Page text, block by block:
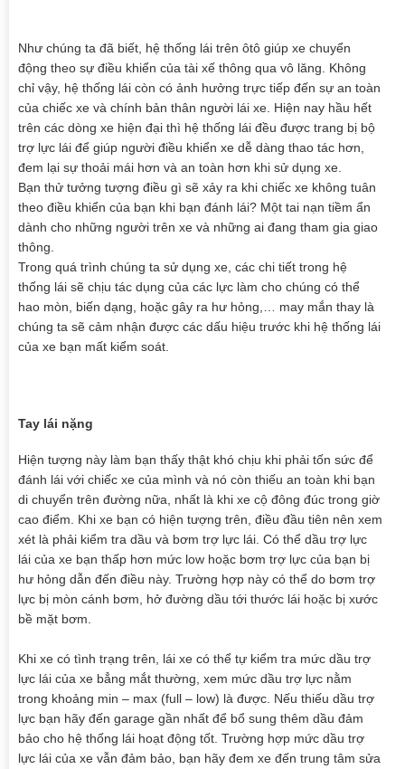
Như chúng ta đã biết, hệ thống lái trên ôtô giúp xe chuyển
động theo sự điều khiển của tài xế thông qua vô lăng. Không
chỉ vậy, hệ thống lái còn có ảnh hưởng trực tiếp đến sự an toàn
của chiếc xe và chính bản thân người lái xe. Hiện nay hầu hết
trên các dòng xe hiện đại thì hệ thống lái đều được trang bị bộ
trợ lực lái để giúp người điều khiển xe dễ dàng thao tác hơn,
đem lại sự thoải mái hơn và an toàn hơn khi sử dụng xe.
Bạn thử tưởng tượng điều gì sẽ xảy ra khi chiếc xe không tuân
theo điều khiển của bạn khi bạn đánh lái? Một tai nạn tiềm ẩn
dành cho những người trên xe và những ai đang tham gia giao
thông.
Trong quá trình chúng ta sử dụng xe, các chi tiết trong hệ
thống lái sẽ chịu tác dụng của các lực làm cho chúng có thể
hao mòn, biến dạng, hoặc gây ra hư hỏng,… may mắn thay là
chúng ta sẽ cảm nhận được các dấu hiệu trước khi hệ thống lái
của xe bạn mất kiểm soát.
Tay lái nặng
Hiện tượng này làm bạn thấy thật khó chịu khi phải tốn sức để
đánh lái với chiếc xe của mình và nó còn thiếu an toàn khi bạn
di chuyển trên đường nữa, nhất là khi xe cộ đông đúc trong giờ
cao điểm. Khi xe bạn có hiện tượng trên, điều đầu tiên nên xem
xét là phải kiểm tra dầu và bơm trợ lực lái. Có thể dầu trợ lực
lái của xe bạn thấp hơn mức low hoặc bơm trợ lực của bạn bị
hư hỏng dẫn đến điều này. Trường hợp này có thể do bơm trợ
lực bị mòn cánh bơm, hở đường dầu tới thước lái hoặc bị xước
bề mặt bơm.
Khi xe có tình trạng trên, lái xe có thể tự kiểm tra mức dầu trợ
lực lái của xe bẳng mắt thường, xem mức dầu trợ lực nằm
trong khoảng min – max (full – low) là được. Nếu thiếu dầu trợ
lực bạn hãy đến garage gần nhất để bổ sung thêm dầu đảm
bảo cho hệ thống lái hoạt động tốt. Trường hợp mức dầu trợ
lực lái của xe vẫn đảm bảo, bạn hãy đem xe đến trung tâm sửa